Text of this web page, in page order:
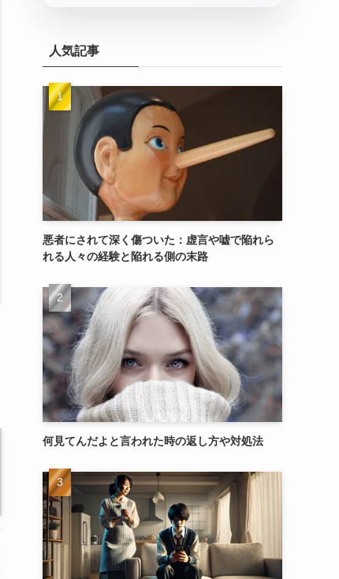
人気記事
悪者にされて深く傷ついた：虚言や嘘で陥れら
れる人々の経験と陥れる側の末路
何見てんだよと言われた時の返し方や対処法